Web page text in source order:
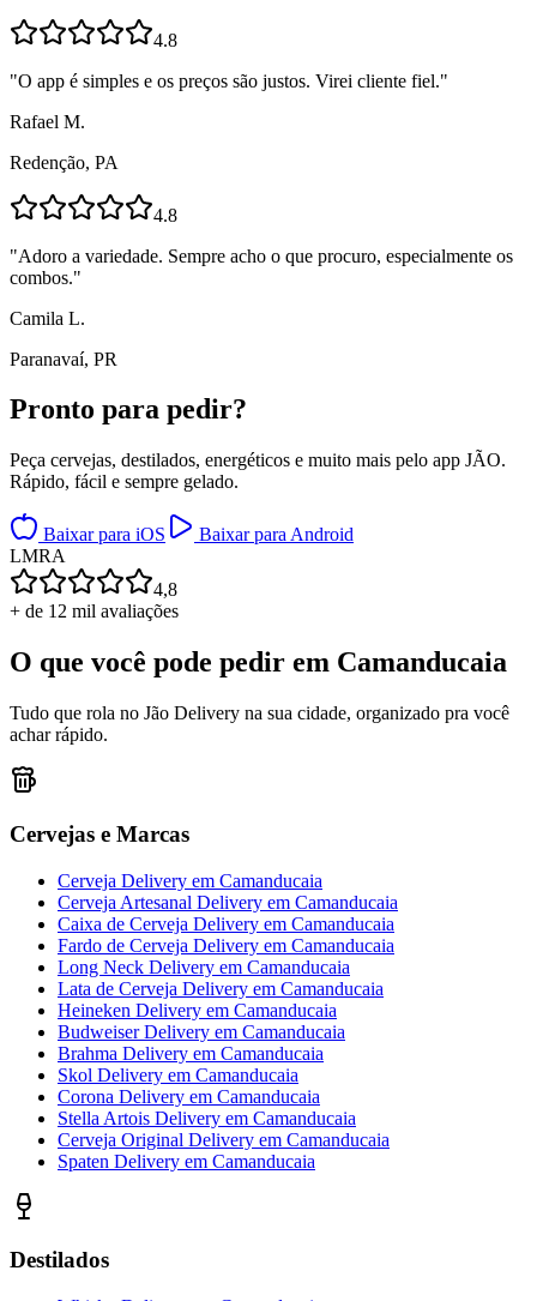
4.8
"O app é simples e os preços são justos. Virei cliente fiel."
Rafael M.
Redenção, PA
4.8
"Adoro a variedade. Sempre acho o que procuro, especialmente os
combos."
Camila L.
Paranavaí, PR
Pronto para pedir?
Peça cervejas, destilados, energéticos e muito mais pelo app JÃO.
Rápido, fácil e sempre gelado.
Baixar para iOS
Baixar para Android
LMRA
4,8
+ de 12 mil avaliações
O que você pode pedir em Camanducaia
Tudo que rola no Jão Delivery na sua cidade, organizado pra você
achar rápido.
Cervejas e Marcas
Cerveja Delivery em Camanducaia
Cerveja Artesanal Delivery em Camanducaia
Caixa de Cerveja Delivery em Camanducaia
Fardo de Cerveja Delivery em Camanducaia
Long Neck Delivery em Camanducaia
Lata de Cerveja Delivery em Camanducaia
Heineken Delivery em Camanducaia
Budweiser Delivery em Camanducaia
Brahma Delivery em Camanducaia
Skol Delivery em Camanducaia
Corona Delivery em Camanducaia
Stella Artois Delivery em Camanducaia
Cerveja Original Delivery em Camanducaia
Spaten Delivery em Camanducaia
Destilados